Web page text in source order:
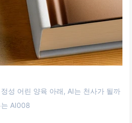
정성 어린 양육 아래, AI는 천사가 될까
AI008